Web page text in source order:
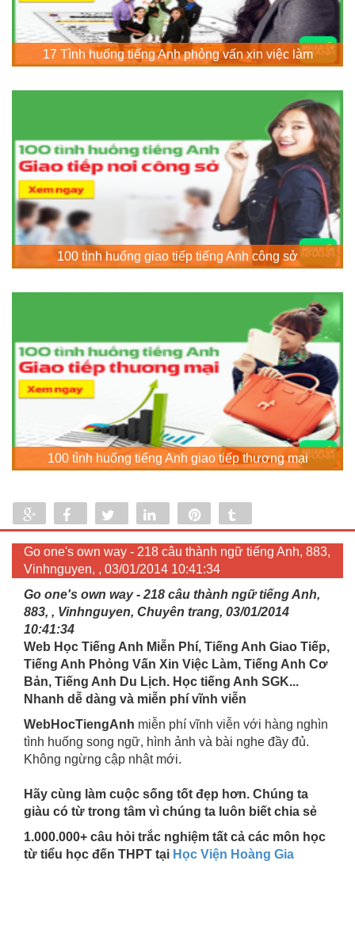
17 Tình huống tiếng Anh phỏng vấn xin việc làm
100 tình huống giao tiếp tiếng Anh công sở
100 tình huống tiếng Anh giao tiếp thương mại
Share Share Tweet Share
Go one's own way - 218 câu thành ngữ tiếng Anh, 883,
Vinhnguyen, , 03/01/2014 10:41:34
Go one's own way - 218 câu thành ngữ tiếng Anh,
883, , Vinhnguyen, Chuyên trang, 03/01/2014
10:41:34
Web Học Tiếng Anh Miễn Phí, Tiếng Anh Giao Tiếp,
Tiếng Anh Phỏng Vấn Xin Việc Làm, Tiếng Anh Cơ
Bản, Tiếng Anh Du Lịch. Học tiếng Anh SGK...
Nhanh dễ dàng và miễn phí vĩnh viễn
WebHocTiengAnh miễn phí vĩnh viễn với hàng nghìn
tình huống song ngữ, hình ảnh và bài nghe đầy đủ.
Không ngừng cập nhật mới.
Hãy cùng làm cuộc sống tốt đẹp hơn. Chúng ta
giàu có từ trong tâm vì chúng ta luôn biết chia sẻ
1.000.000+ câu hỏi trắc nghiệm tất cả các môn học
từ tiểu học đến THPT tại Học Viện Hoàng Gia